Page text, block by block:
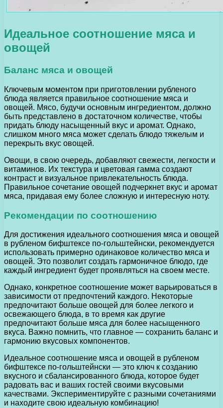
Идеальное соотношение мяса и
овощей
Баланс мяса и овощей
Ключевым моментом при приготовлении рубленого
блюда является правильное соотношение мяса и
овощей. Мясо, будучи основным ингредиентом, должно
быть представлено в достаточном количестве, чтобы
придать блюду насыщенный вкус и аромат. Однако,
слишком много мяса может сделать блюдо тяжелым и
перекрыть вкус овощей.
Овощи, в свою очередь, добавляют свежести, легкости и
витаминов. Их текстура и цветовая гамма создают
контраст и визуальное привлекательность блюда.
Правильное сочетание овощей подчеркнет вкус и аромат
мяса, придавая ему более сложную и интересную ноту.
Рекомендации по соотношению
Для достижения идеального соотношения мяса и овощей
в рубленом бифштексе по-гольштейнски, рекомендуется
использовать примерно одинаковое количество мяса и
овощей. Это позволит создать гармоничное блюдо, где
каждый ингредиент будет проявляться на своем месте.
Однако, конкретное соотношение может варьироваться в
зависимости от предпочтений каждого. Некоторые
предпочитают больше овощей для более легкого и
освежающего блюда, в то время как другие
предпочитают больше мяса для более насыщенного
вкуса. Важно помнить, что главное — сохранить баланс и
гармонию вкусовых компонентов.
Идеальное соотношение мяса и овощей в рубленом
бифштексе по-гольштейнски — это ключ к созданию
вкусного и сбалансированного блюда, которое будет
радовать вас и ваших гостей своими вкусовыми
качествами. Экспериментируйте с разными сочетаниями
и находите свою идеальную комбинацию!